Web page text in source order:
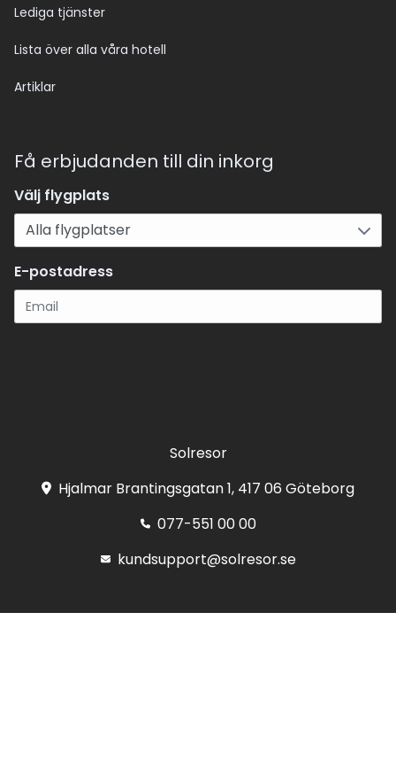
Lediga tjänster
Lista över alla våra hotell
Artiklar
Få erbjudanden till din inkorg
Välj flygplats
E-postadress
Solresor
Hjalmar Brantingsgatan 1, 417 06 Göteborg
077-551 00 00
kundsupport@solresor.se